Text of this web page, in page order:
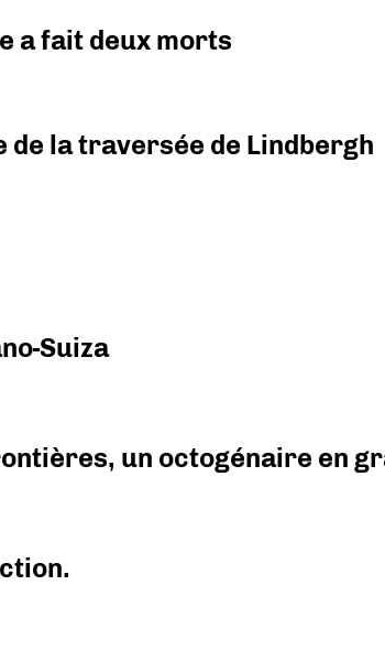
a fait deux morts
la traversée de Lindbergh
Suiza
un octogénaire en